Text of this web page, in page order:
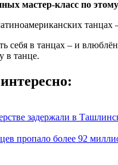
мастер-класс по
танцах
себя в танцах – и
в танце.
задержали в
пропало более 92